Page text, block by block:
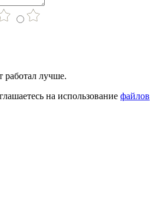
работал лучше.
на использование файлов